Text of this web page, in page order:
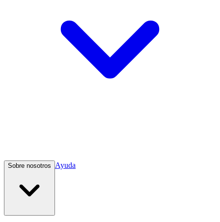
Sobre nosotros Ayuda